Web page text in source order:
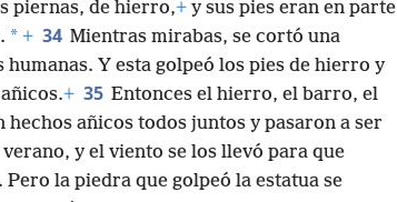
y los brazos eran de plata;+el vientre y
piernas, de hierro,+y sus pies eran en parte
* + 34 Mientras mirabas, se cortó una
Y esta golpeó los pies de hierro y
+ 35 Entonces el hierro, el barro, el
añicos todos juntos y pasaron a ser
y el viento se los llevó para que